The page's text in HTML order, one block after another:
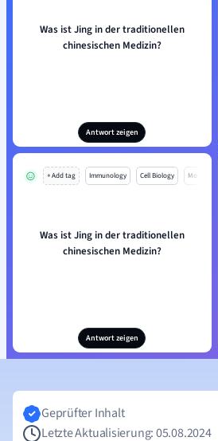
Was ist Jing in der traditionellen
chinesischen Medizin?
Antwort zeigen
+ Add tag Immunology Cell Biology Mo
Was ist Jing in der traditionellen
chinesischen Medizin?
Antwort zeigen
Geprüfter Inhalt
Letzte Aktualisierung: 05.08.2024